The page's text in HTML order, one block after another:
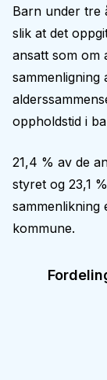
Barn under tre
slik at det
ansatt som om
sammenligning
oppholdstid i
21,4 % av de
styret og 23,1
sammenlikning
kommune.